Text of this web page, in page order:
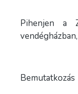
Pihenjen a
Bemutatkozás